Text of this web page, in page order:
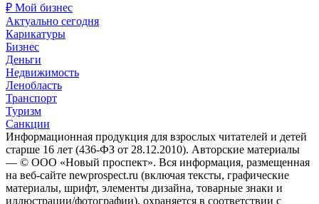
₽ Мой бизнес
Актуально сегодня
Карикатуры
Бизнес
Деньги
Недвижимость
Ленобласть
Транспорт
Туризм
Санкции
Информационная продукция для взрослых читателей и детей
старше 16 лет (436-ФЗ от 28.12.2010). Авторские материалы
— © ООО «Новый проспект». Вся информация, размещенная
на веб-сайте newprospect.ru (включая тексты, графические
материалы, шрифт, элементы дизайна, товарные знаки и
иллюстрации/фотографии), охраняется в соответствии с